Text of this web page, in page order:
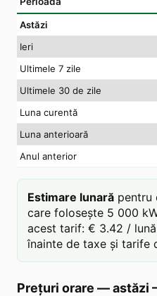
Astăzi
Ieri
Ultimele 7 zile
Ultimele 30 de zile
Luna curentă
Luna anterioară
Anul anterior
Estimare lunară pentru
care folosește 5 000
acest tarif: € 3.42 /
înainte de taxe și tarife
Prețuri orare — astăzi